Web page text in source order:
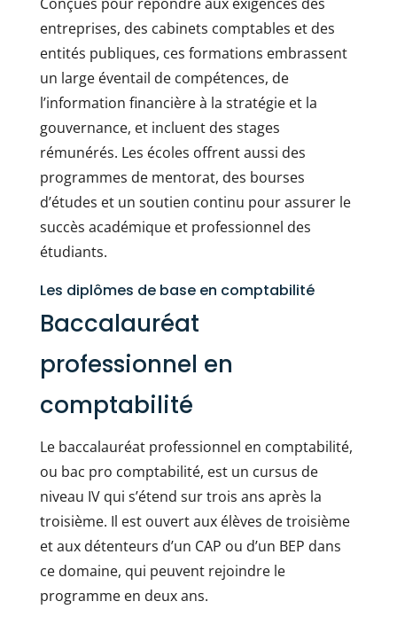
entreprises, des cabinets comptables et des
entités publiques, ces formations embrassent
un large éventail de compétences, de
l’information financière à la stratégie et la
gouvernance, et incluent des stages
rémunérés. Les écoles offrent aussi des
programmes de mentorat, des bourses
d’études et un soutien continu pour assurer le
succès académique et professionnel des
étudiants.
Les diplômes de base en comptabilité
Baccalauréat
professionnel en
comptabilité
Le baccalauréat professionnel en comptabilité,
ou bac pro comptabilité, est un cursus de
niveau IV qui s’étend sur trois ans après la
troisième. Il est ouvert aux élèves de troisième
et aux détenteurs d’un CAP ou d’un BEP dans
ce domaine, qui peuvent rejoindre le
programme en deux ans.